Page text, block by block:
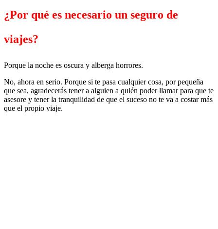
¿Por qué es necesario un seguro de
viajes?
Porque la noche es oscura y alberga horrores.
No, ahora en serio. Porque si te pasa cualquier cosa, por pequeña
que sea, agradecerás tener a alguien a quién poder llamar para que te
asesore y tener la tranquilidad de que el suceso no te va a costar más
que el propio viaje.